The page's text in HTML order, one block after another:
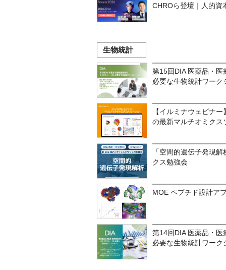
CHROら登壇｜人的資
生物統計
第15回DIA 医薬品・医
必要な生物統計ワーク
【イルミナウェビナ
の最新マルチオミクス
「空間的遺伝子発現
クス勉強会
MOE ペプチド設計ア
第14回DIA 医薬品・医
必要な生物統計ワーク